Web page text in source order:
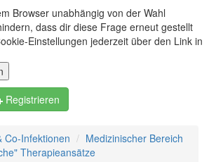
Browser unabhängig von der Wahl
dass dir diese Frage erneut gestellt
Einstellungen jederzeit über den Link in
Registrieren
Co-Infektionen
Medizinischer Bereich
Therapieansätze